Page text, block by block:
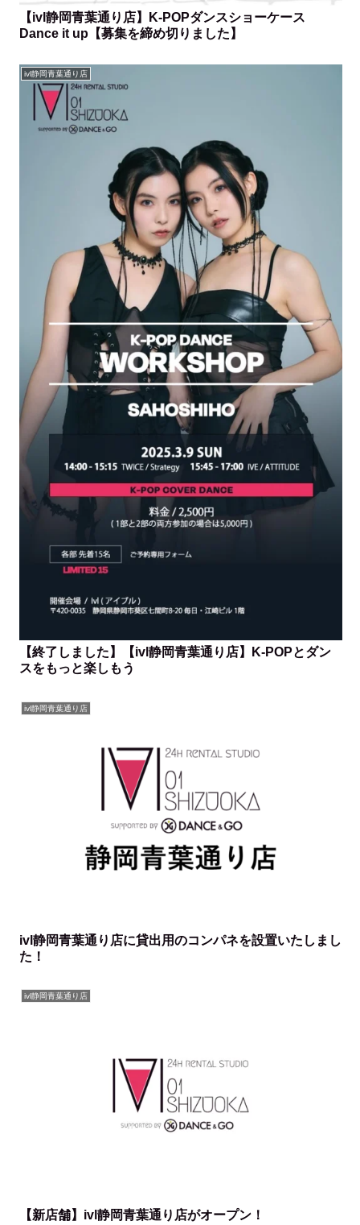
【ivl静岡青葉通り店】K-POPダンスショーケース
Dance it up【募集を締め切りました】
ivl静岡青葉通り店
【終了しました】【ivl静岡青葉通り店】K-POPとダン
スをもっと楽しもう
ivl静岡青葉通り店
ivl静岡青葉通り店に貸出用のコンパネを設置いたしまし
た！
ivl静岡青葉通り店
【新店舗】ivl静岡青葉通り店がオープン！